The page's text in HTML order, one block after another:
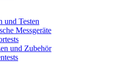
und Testen
Messgeräte
und Zubehör